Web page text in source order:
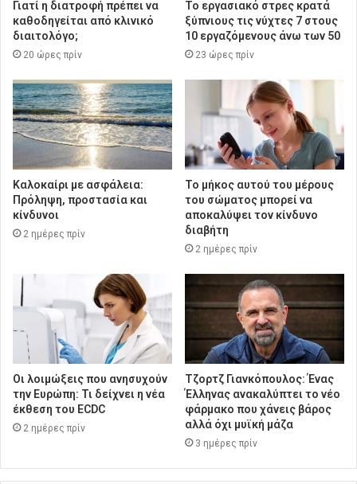
Γιατί η διατροφή πρέπει να
καθοδηγείται από κλινικό
διαιτολόγο;
20 ώρες πρίν
Το εργασιακό στρες κρατά
ξύπνιους τις νύχτες 7 στους
10 εργαζόμενους άνω των 50
23 ώρες πρίν
Καλοκαίρι με ασφάλεια:
Πρόληψη, προστασία και
κίνδυνοι
2 ημέρες πρίν
Το μήκος αυτού του μέρους
του σώματος μπορεί να
αποκαλύψει τον κίνδυνο
διαβήτη
2 ημέρες πρίν
Οι λοιμώξεις που ανησυχούν
την Ευρώπη: Τι δείχνει η νέα
έκθεση του ECDC
2 ημέρες πρίν
Τζορτζ Γιανκόπουλος: Ένας
Έλληνας ανακαλύπτει το νέο
φάρμακο που χάνεις βάρος
αλλά όχι μυϊκή μάζα
3 ημέρες πρίν